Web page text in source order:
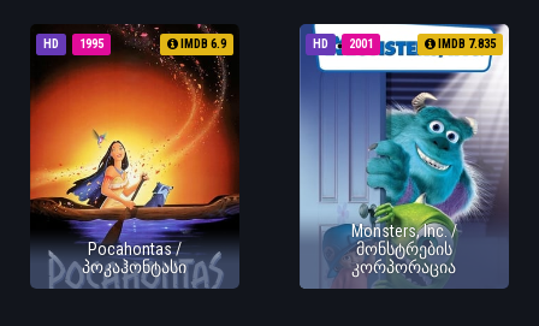
HD 1995 IMDB 6.9
Pocahontas /
პოკაჰონტასი
HD 2001 IMDB 7.835
Monsters, Inc. /
მონსტრების
კორპორაცია